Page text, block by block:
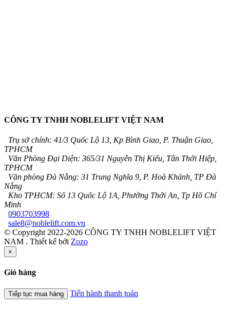
CÔNG TY TNHH NOBLELIFT VIỆT NAM
Trụ sở chính: 41/3 Quốc Lộ 13, Kp Bình Giao, P. Thuận Giao,
TPHCM
Văn Phòng Đại Diện: 365/31 Nguyễn Thị Kiểu, Tân Thới Hiệp,
TPHCM
Văn phòng Đà Nẵng: 31 Trung Nghĩa 9, P. Hoà Khánh, TP Đà
Nẵng
Kho TPHCM: Số 13 Quốc Lộ 1A, Phường Thới An, Tp Hồ Chí
Minh
0903703998
sale8@noblelift.com.vn
© Copyright 2022-2026 CÔNG TY TNHH NOBLELIFT VIỆT
NAM . Thiết kế bởi Zozo
×
Giỏ hàng
Tiếp tục mua hàng Tiến hành thanh toán